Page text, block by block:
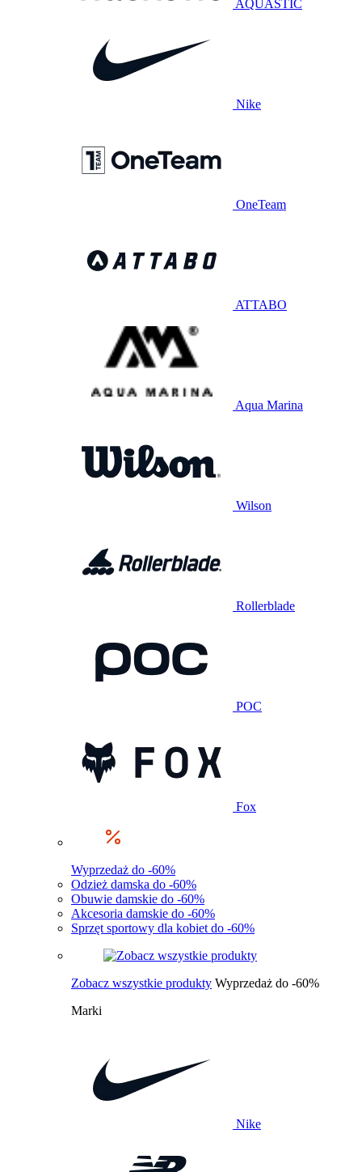
AQUASTIC
Nike
OneTeam
ATTABO
Aqua Marina
Wilson
Rollerblade
POC
Fox
Wyprzedaż do -60%
Odzież damska do -60%
Obuwie damskie do -60%
Akcesoria damskie do -60%
Sprzęt sportowy dla kobiet do -60%
Zobacz wszystkie produkty Wyprzedaż do -60%
Marki
Nike